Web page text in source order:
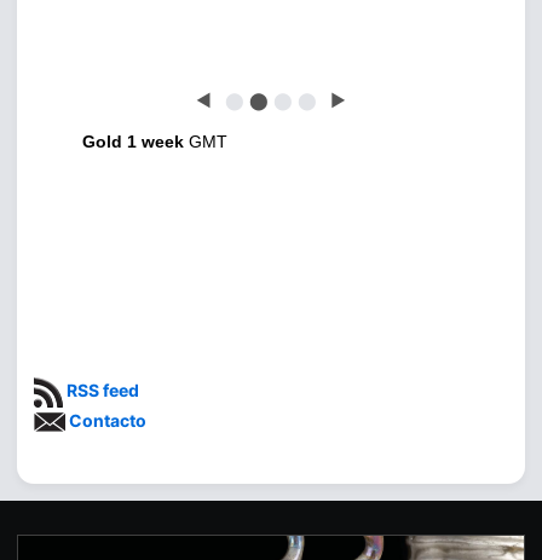
◀ ⬤ ⬤ ⬤ ⬤ ▶
Gold 1 week GMT
RSS feed
Contacto